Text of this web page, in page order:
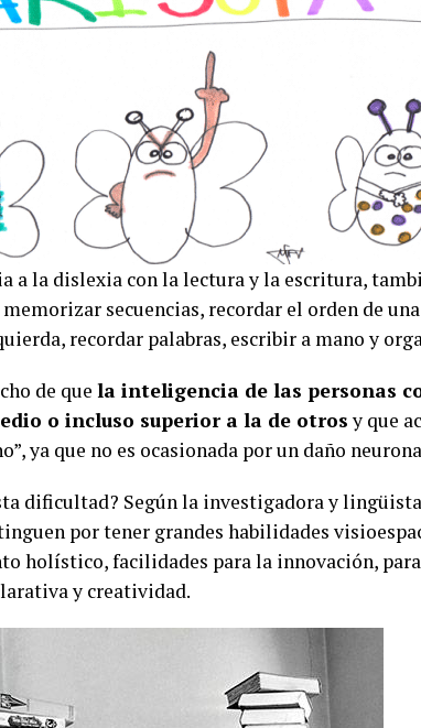
a la dislexia con la lectura y la escritura,
secuencias, recordar el orden de
recordar palabras, escribir a mano y
de que la inteligencia de las personas
o incluso superior a la de otrosy que
ya que no es ocasionada por un daño
dificultad? Según la investigadora y
por tener grandes habilidades
holístico, facilidades para la innovación,
y creatividad.